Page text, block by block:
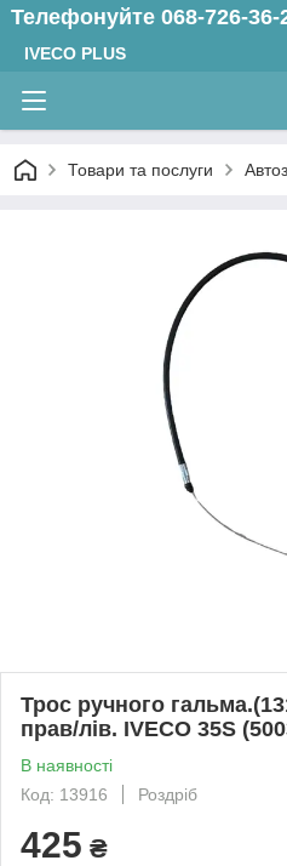
Телефонуйте 068-726-36-
IVECO PLUS
Товари та послуги
Трос ручного
прав/лів. IVECO 35S
В наявності
Код: 13916
Роздріб
425 ₴